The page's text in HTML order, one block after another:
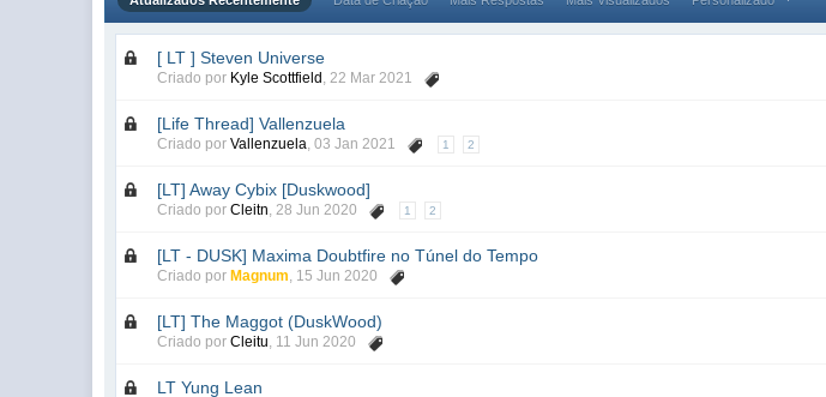
[ LT ] Steven Universe
Criado por Kyle Scottfield ,22 Mar 2021
[Life Thread] Vallenzuela
Criado porVallenzuela,03 Jan 2021 1 2
[LT] Away Cybix [Duskwood]
Criado porCleitn,28 Jun 2020 1 2
[LT - DUSK] Maxima Doubtfire no Túnel do Tempo
Criado por Magnum, 15 Jun 2020
[LT] The Maggot (DuskWood)
Criado porCleitu, 11 Jun 2020
LT Yung Lean